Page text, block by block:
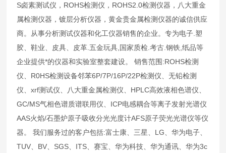
S卤素测试仪，ROHS检测仪，ROHS2.0检测仪器，八大重金
属检测仪器，镀层分析仪器，黄金贵金属检测仪器的诚信供应
商。从事分析测试仪器和化工仪器销售的企业。专为电子.塑
胶、鞋业、皮具、皮革.五金玩具,国家质检.考古.钢铁,纸品等
企业提供*的仪器和实验室整套建设。 销售范围:ROHS检测
仪、R0HS检测设备邻苯6P/7P/16P/22P检测仪、无铅检测
仪、xrf测试仪、八大重金属检测仪、HPLC高效液相色谱仪、
GC/MS气相色谱质谱联用仪、ICP电感耦合等离子发射光谱仪
AAS火焰/石墨炉原子吸收分光光度计AFS原子荧光光谱仪等仪
器。 我们服务过的客户包括:富士康、三星、LG、华为电子、
TUV、BV、SGS、ITS、赛宝、华为科技、华为通讯、华为3c